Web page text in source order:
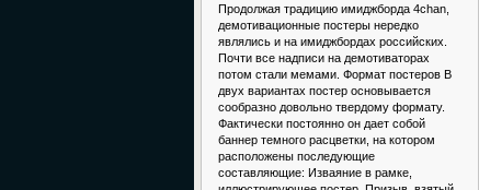
Продолжая традицию имиджборда 4chan,
демотивационные постеры нередко
являлись и на имиджбордах российских.
Почти все надписи на демотиваторах
потом стали мемами. Формат постеров В
двух вариантах постер основывается
сообразно довольно твердому формату.
Фактически постоянно он дает собой
баннер темного расцветки, на котором
расположены последующие
составляющие: Изваяние в рамке,